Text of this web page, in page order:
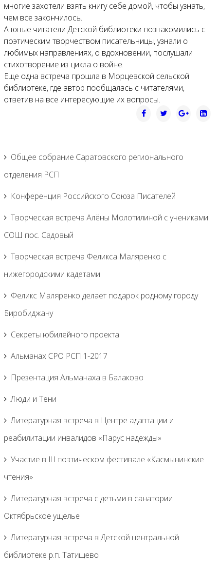
многие захотели взять книгу себе домой, чтобы узнать,
чем все закончилось.
А юные читатели Детской библиотеки познакомились с
поэтическим творчеством писательницы, узнали о
любимых направлениях, о вдохновении, послушали
стихотворение из цикла о войне.
Еще одна встреча прошла в Морцевской сельской
библиотеке, где автор пообщалась с читателями,
ответив на все интересующие их вопросы.
Общее собрание Саратовского регионального
отделения РСП
Конференция Российского Союза Писателей
Творческая встреча Алёны Молотилиной с учениками
СОШ пос. Садовый
Творческая встреча Феликса Маляренко с
нижегородскими кадетами
Феликс Маляренко делает подарок родному городу
Биробиджану
Секреты юбилейного проекта
Альманах СРО РСП 1-2017
Презентация Альманаха в Балаково
Люди и Тени
Литературная встреча в Центре адаптации и
реабилитации инвалидов «Парус надежды»
Участие в III поэтическом фестивале «Касмынинские
чтения»
Литературная встреча с детьми в санатории
Октябрьское ущелье
Литературная встреча в Детской центральной
библиотеке р.п. Татищево